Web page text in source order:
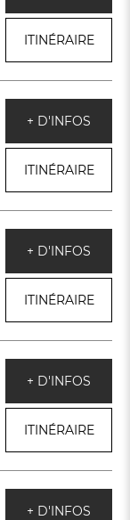
ITINÉRAIRE
+ D'INFOS
ITINÉRAIRE
+ D'INFOS
ITINÉRAIRE
+ D'INFOS
ITINÉRAIRE
+ D'INFOS